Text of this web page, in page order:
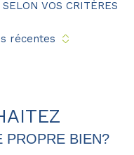
VOS CRITÈRES
récentes
PROPRE BIEN?